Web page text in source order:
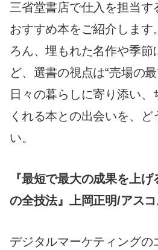
三省堂書店で仕入を担当す
おすすめ本をご紹介します
ろん、埋もれた名作や季節
ど、選書の視点は“売場の最
日々の暮らしに寄り添い
くれる本との出会いを、ど
い。
『最短で最大の成果を上
の全技法』上岡正明/アス
デジタルマーケティングの